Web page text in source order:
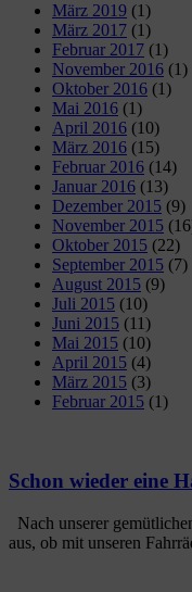
März 2019 (1)
März 2017 (1)
Februar 2017 (1)
November 2016 (1)
Oktober 2016 (1)
Mai 2016 (1)
April 2016 (10)
März 2016 (15)
Februar 2016 (14)
Januar 2016 (13)
Dezember 2015 (9)
November 2015
Oktober 2015 (22)
September 2015 (7)
August 2015 (9)
Juli 2015 (10)
Juni 2015 (11)
Mai 2015 (10)
April 2015 (4)
März 2015 (3)
Februar 2015 (1)
Schon wieder eine
Nach unserer
aus, ob mit unseren